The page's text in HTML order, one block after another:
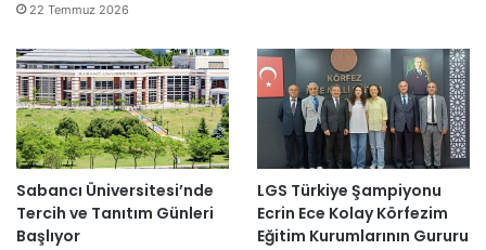
22 Temmuz 2026
Sabancı Üniversitesi’nde
Tercih ve Tanıtım Günleri
Başlıyor
LGS Türkiye Şampiyonu
Ecrin Ece Kolay Körfezim
Eğitim Kurumlarının Gururu